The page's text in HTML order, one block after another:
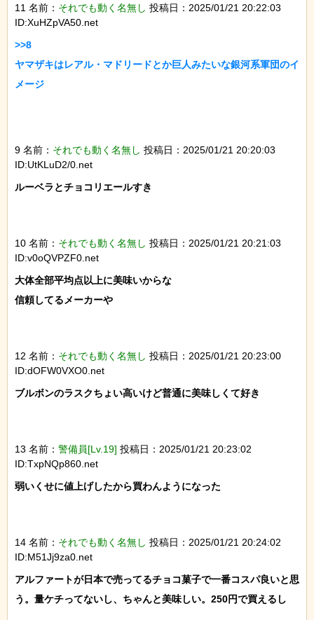
11 名前： それでも動く名無し 投稿日：2025/01/21 20:22:03
ID:XuHZpVA50.net
>>8
ヤマザキはレアル・マドリードとか巨人みたいな銀河系軍団のイ
メージ
9 名前： それでも動く名無し 投稿日：2025/01/21 20:20:03
ID:UtKLuD2/0.net
ルーベラとチョコリエールすき
10 名前： それでも動く名無し 投稿日：2025/01/21 20:21:03
ID:v0oQVPZF0.net
大体全部平均点以上に美味いからな
信頼してるメーカーや
12 名前： それでも動く名無し 投稿日：2025/01/21 20:23:00
ID:dOFW0VXO0.net
ブルボンのラスクちょい高いけど普通に美味しくて好き
13 名前： 警備員[Lv.19] 投稿日：2025/01/21 20:23:02
ID:TxpNQp860.net
弱いくせに値上げしたから買わんようになった
14 名前： それでも動く名無し 投稿日：2025/01/21 20:24:02
ID:M51Jj9za0.net
アルファートが日本で売ってるチョコ菓子で一番コスパ良いと思
う。量ケチってないし、ちゃんと美味しい。250円で買えるし